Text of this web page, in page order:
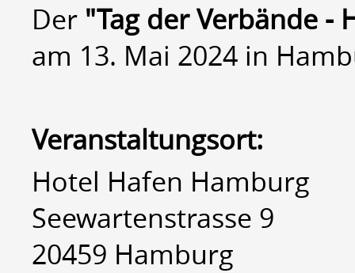
Der "Tag der Verbände -
am 13. Mai 2024 in
Veranstaltungsort:
Hotel Hafen Hamburg
Seewartenstrasse 9
20459 Hamburg